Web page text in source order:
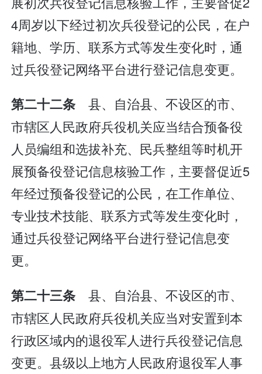
4周岁以下经过初次兵役登记的公民，在户
籍地、学历、联系方式等发生变化时，通
过兵役登记网络平台进行登记信息变更。
第二十二条 县、自治县、不设区的市、
市辖区人民政府兵役机关应当结合预备役
人员编组和选拔补充、民兵整组等时机开
展预备役登记信息核验工作，主要督促近5
年经过预备役登记的公民，在工作单位、
专业技术技能、联系方式等发生变化时，
通过兵役登记网络平台进行登记信息变
更。
第二十三条 县、自治县、不设区的市、
市辖区人民政府兵役机关应当对安置到本
行政区域内的退役军人进行兵役登记信息
变更。县级以上地方人民政府退役军人事